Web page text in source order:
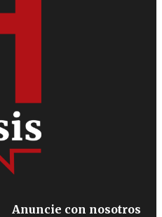
Anuncie con nosotros